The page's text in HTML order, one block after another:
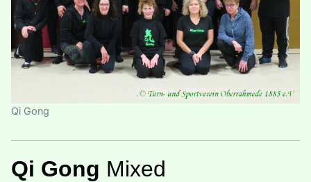
Qi Gong
Qi Gong Mixed